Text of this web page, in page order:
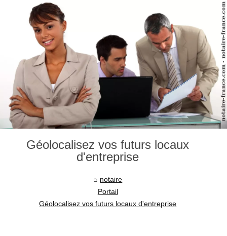
Géolocalisez vos futurs locaux
d'entreprise
notaire
Portail
Géolocalisez vos futurs locaux d'entreprise